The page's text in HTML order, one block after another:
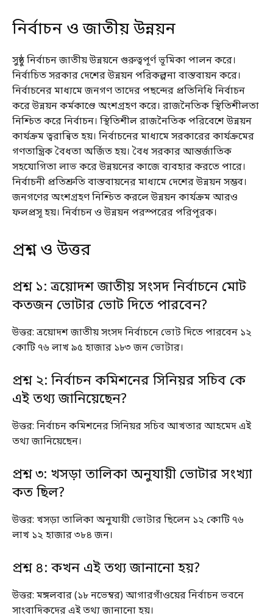
নির্বাচন ও জাতীয় উন্নয়ন
সুষ্ঠু নির্বাচন জাতীয় উন্নয়নে গুরুত্বপূর্ণ ভূমিকা পালন করে।
নির্বাচিত সরকার দেশের উন্নয়ন পরিকল্পনা বাস্তবায়ন করে।
নির্বাচনের মাধ্যমে জনগণ তাদের পছন্দের প্রতিনিধি নির্বাচন
করে উন্নয়ন কর্মকাণ্ডে অংশগ্রহণ করে। রাজনৈতিক স্থিতিশীলতা
নিশ্চিত করে নির্বাচন। স্থিতিশীল রাজনৈতিক পরিবেশে উন্নয়ন
কার্যক্রম ত্বরান্বিত হয়। নির্বাচনের মাধ্যমে সরকারের কার্যক্রমের
গণতান্ত্রিক বৈধতা অর্জিত হয়। বৈধ সরকার আন্তর্জাতিক
সহযোগিতা লাভ করে উন্নয়নের কাজে ব্যবহার করতে পারে।
নির্বাচনী প্রতিশ্রুতি বাস্তবায়নের মাধ্যমে দেশের উন্নয়ন সম্ভব।
জনগণের অংশগ্রহণ নিশ্চিত করলে উন্নয়ন কার্যক্রম আরও
ফলপ্রসূ হয়। নির্বাচন ও উন্নয়ন পরস্পরের পরিপূরক।
প্রশ্ন ও উত্তর
প্রশ্ন ১: ত্রয়োদশ জাতীয় সংসদ নির্বাচনে মোট
কতজন ভোটার ভোট দিতে পারবেন?
উত্তর: ত্রয়োদশ জাতীয় সংসদ নির্বাচনে ভোট দিতে পারবেন ১২
কোটি ৭৬ লাখ ৯৫ হাজার ১৮৩ জন ভোটার।
প্রশ্ন ২: নির্বাচন কমিশনের সিনিয়র সচিব কে
এই তথ্য জানিয়েছেন?
উত্তর: নির্বাচন কমিশনের সিনিয়র সচিব আখতার আহমেদ এই
তথ্য জানিয়েছেন।
প্রশ্ন ৩: খসড়া তালিকা অনুযায়ী ভোটার সংখ্যা
কত ছিল?
উত্তর: খসড়া তালিকা অনুযায়ী ভোটার ছিলেন ১২ কোটি ৭৬
লাখ ১২ হাজার ৩৮৪ জন।
প্রশ্ন ৪: কখন এই তথ্য জানানো হয়?
উত্তর: মঙ্গলবার (১৮ নভেম্বর) আগারগাঁওয়ের নির্বাচন ভবনে
সাংবাদিকদের এই তথ্য জানানো হয়।